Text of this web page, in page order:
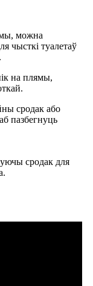
можна
чысткі туалетаў
на плямы,
сродак або
пазбегнуць
сродак для